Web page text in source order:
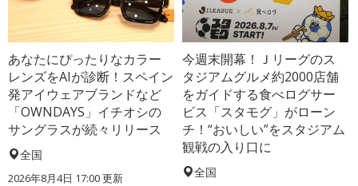
あなたにぴったりなカラー
レンズをAIが診断！スペイン
発アイウェアブランドなど
「OWNDAYS」イチオシの
サングラスが続々リリース
全国
2026年8月4日 17:00更新
今週末開幕！Ｊリーグのス
タジアムグルメ約2000店舗
をガイドする食べログサー
ビス「スタモグ」がローン
チ！“おいしい”をスタジアム
観戦の入り口に
全国